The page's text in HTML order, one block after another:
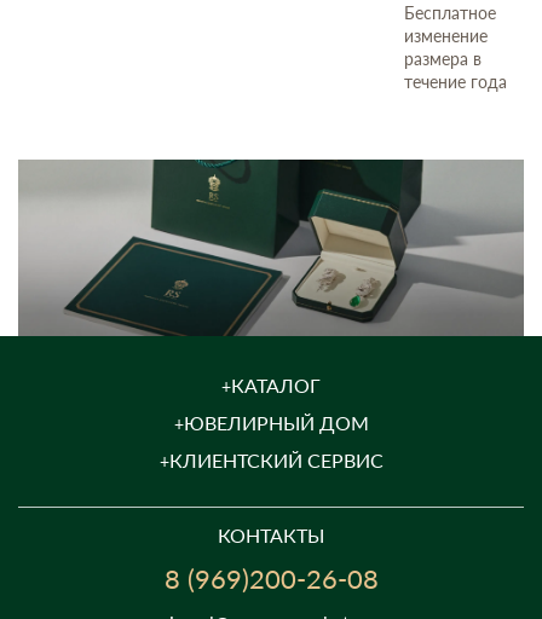
Бесплатное
изменение
размера в
течение года
КАТАЛОГ
ЮВЕЛИРНЫЙ ДОМ
КЛИЕНТСКИЙ СЕРВИС
КОНТАКТЫ
8 (969)200-26-08